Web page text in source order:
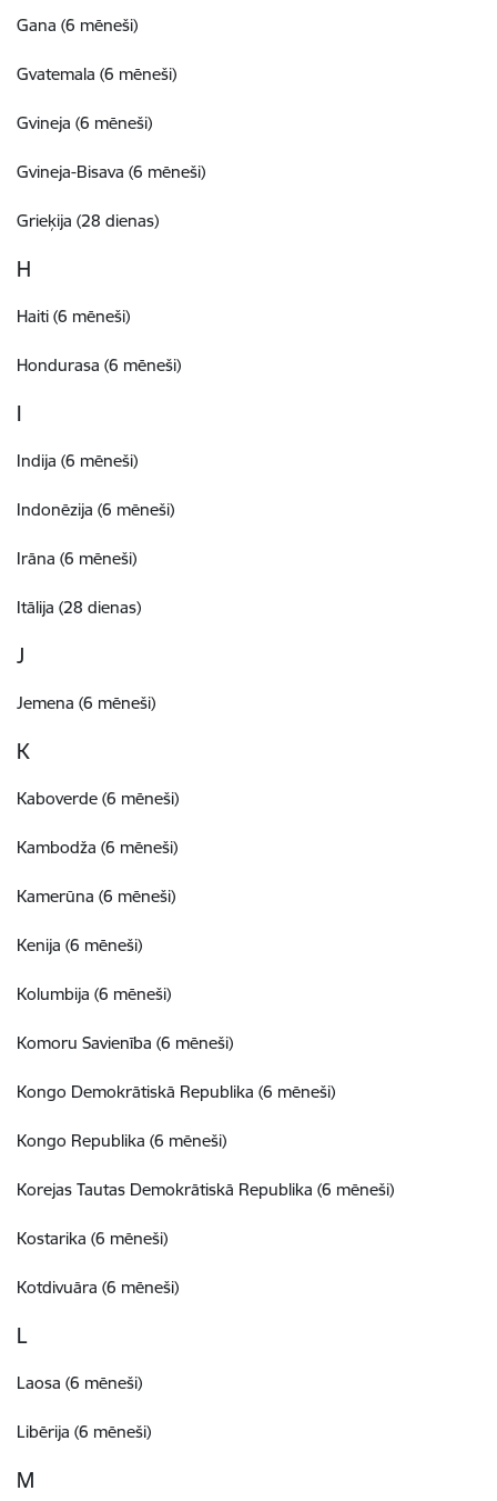
Gana (6 mēneši)
Gvatemala (6 mēneši)
Gvineja (6 mēneši)
Gvineja-Bisava (6 mēneši)
Grieķija (28 dienas)
H
Haiti (6 mēneši)
Hondurasa (6 mēneši)
I
Indija (6 mēneši)
Indonēzija (6 mēneši)
Irāna (6 mēneši)
Itālija (28 dienas)
J
Jemena (6 mēneši)
K
Kaboverde (6 mēneši)
Kambodža (6 mēneši)
Kamerūna (6 mēneši)
Kenija (6 mēneši)
Kolumbija (6 mēneši)
Komoru Savienība (6 mēneši)
Kongo Demokrātiskā Republika (6 mēneši)
Kongo Republika (6 mēneši)
Korejas Tautas Demokrātiskā Republika (6 mēneši)
Kostarika (6 mēneši)
Kotdivuāra (6 mēneši)
L
Laosa (6 mēneši)
Libērija (6 mēneši)
M